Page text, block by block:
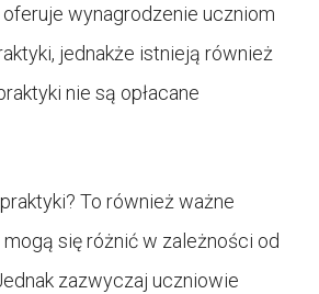
wynagrodzenie uczniom
jednakże istnieją również
nie są opłacane
To również ważne
się różnić w zależności od
zazwyczaj uczniowie